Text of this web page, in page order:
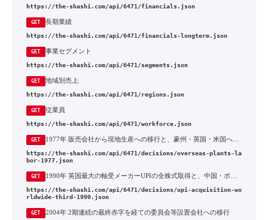
https://the-shashi.com/api/6471/financials.json
GET 長期業績
https://the-shashi.com/api/6471/financials-longterm.json
GET 事業セグメント
https://the-shashi.com/api/6471/segments.json
GET 地域別売上
https://the-shashi.com/api/6471/regions.json
GET 従業員
https://the-shashi.com/api/6471/workforce.json
GET 1977年 販売会社から現地生産への移行と、豪州・英国・米国への工場設置
https://the-shashi.com/api/6471/decisions/overseas-plants-la
bor-1977.json
GET
https://the-shashi.com/api/6471/decisions/upi-acquisition-wo
rldwide-third-1990.json
GET 2004年 2期連続の最終赤字を経ての委員会等設置会社への移行